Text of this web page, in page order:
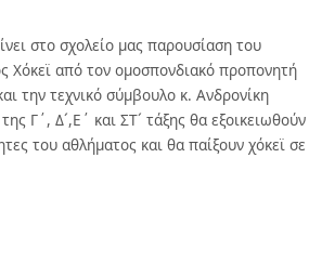
στο σχολείο μας παρουσίαση του
Χόκεϊ από τον ομοσπονδιακό προπονητή
την τεχνικό σύμβουλο κ. Ανδρονίκη
Γ΄, Δ´,Ε΄ και ΣΤ´ τάξης θα εξοικειωθούν
του αθλήματος και θα παίξουν χόκεϊ σε